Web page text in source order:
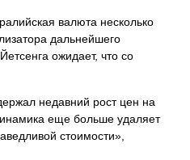
валюта несколько
дальнейшего
ожидает, что со
недавний рост цен на
еще больше удаляет
стоимости»,